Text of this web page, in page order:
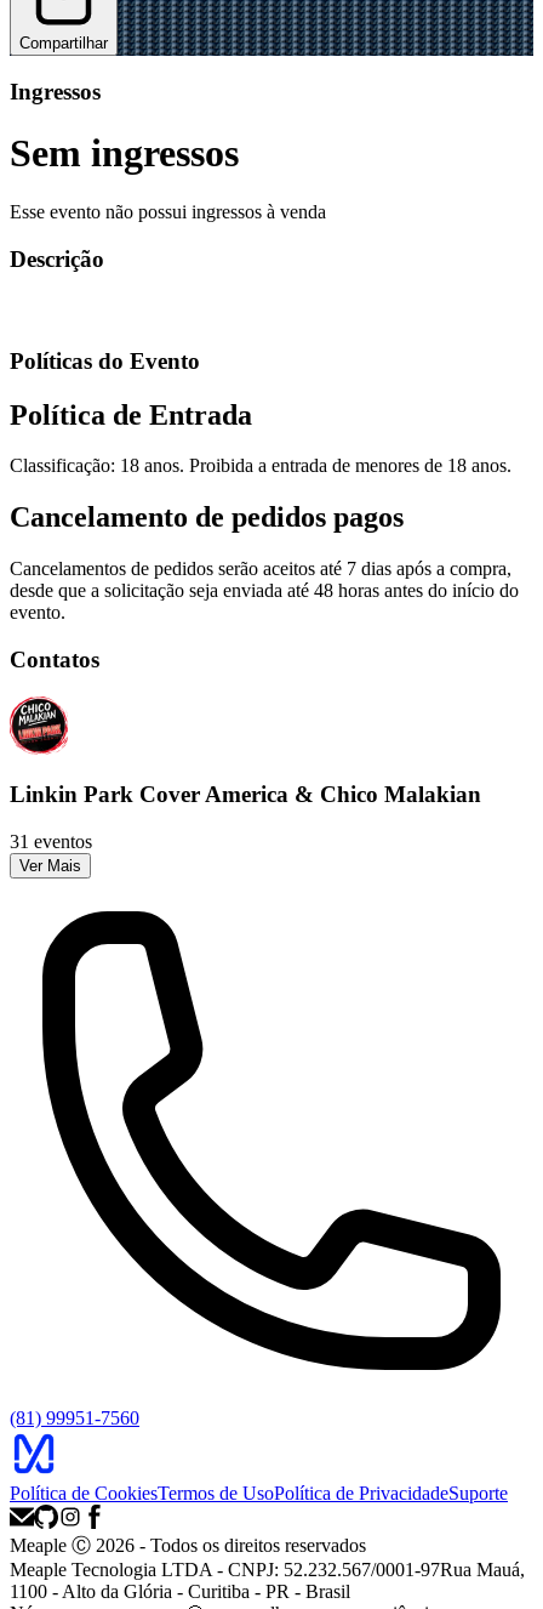
Compartilhar
Ingressos
Sem ingressos
Esse evento não possui ingressos à venda
Descrição
Políticas do Evento
Política de Entrada
Classificação: 18 anos. Proibida a entrada de menores de 18 anos.
Cancelamento de pedidos pagos
Cancelamentos de pedidos serão aceitos até 7 dias após a compra,
desde que a solicitação seja enviada até 48 horas antes do início do
evento.
Contatos
Linkin Park Cover America & Chico Malakian
31 eventos
Ver Mais
(81) 99951-7560
Política de CookiesTermos de UsoPolítica de PrivacidadeSuporte
Meaple Ⓒ 2026 - Todos os direitos reservados
Meaple Tecnologia LTDA - CNPJ: 52.232.567/0001-97Rua Mauá,
1100 - Alto da Glória - Curitiba - PR - Brasil